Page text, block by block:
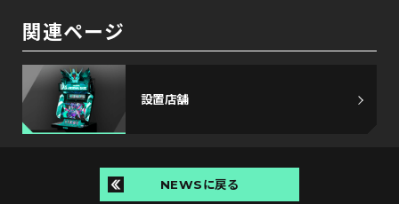
関連ページ
設置店舗
NEWSに戻る